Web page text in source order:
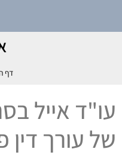
דף
עו"ד אייל
של עורך דין